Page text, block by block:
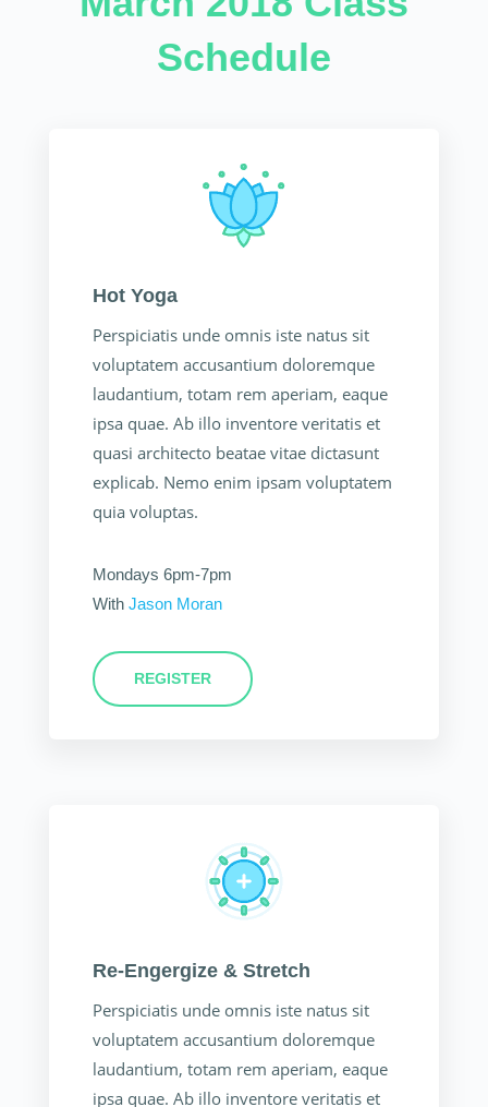
Schedule
Hot Yoga
Perspiciatis unde omnis iste natus sit
voluptatem accusantium doloremque
laudantium, totam rem aperiam, eaque
ipsa quae. Ab illo inventore veritatis et
quasi architecto beatae vitae dictasunt
explicab. Nemo enim ipsam voluptatem
quia voluptas.
Mondays 6pm-7pm
With Jason Moran
REGISTER
Re-Engergize & Stretch
Perspiciatis unde omnis iste natus sit
voluptatem accusantium doloremque
laudantium, totam rem aperiam, eaque
ipsa quae. Ab illo inventore veritatis et